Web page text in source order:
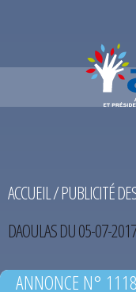
ACCUEIL/PUBLICITÉ
DAOULAS DU 05-07-2017
ANNONCE N°